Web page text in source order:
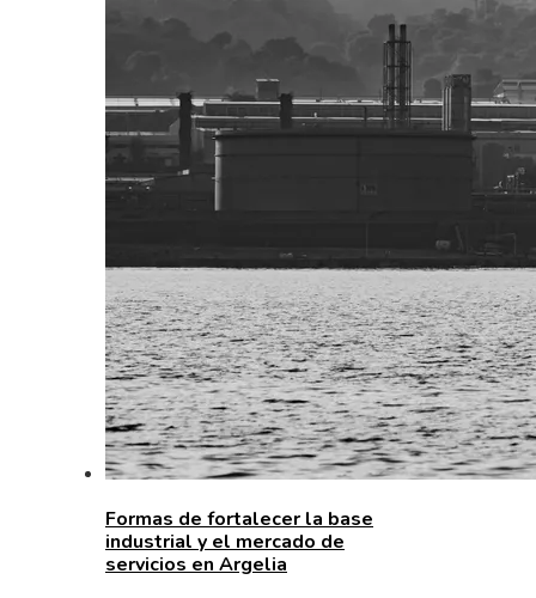
Formas de fortalecer la base
industrial y el mercado de
servicios en Argelia